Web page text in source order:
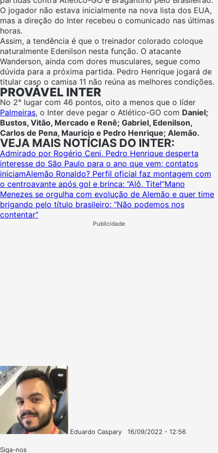
O jogador não estava inicialmente na nova lista dos EUA,
mas a direção do Inter recebeu o comunicado nas últimas
horas.
Assim, a tendência é que o treinador colorado coloque
naturalmente Edenilson nesta função. O atacante
Wanderson, ainda com dores musculares, segue como
dúvida para a próxima partida. Pedro Henrique jogará de
titular caso o camisa 11 não reúna as melhores condições.
PROVÁVEL INTER
No 2° lugar com 46 pontos, oito a menos que o líder
Palmeiras, o Inter deve pegar o Atlético-GO com Daniel;
Bustos, Vitão, Mercado e Renê; Gabriel, Edenilson,
Carlos de Pena, Mauricio e Pedro Henrique; Alemão.
VEJA MAIS NOTÍCIAS DO INTER:
Admirado por Rogério Ceni, Pedro Henrique desperta
interesse do São Paulo para o ano que vem; contatos
iniciamAlemão Ronaldo? Perfil oficial faz montagem com
o centroavante após gol e brinca: “Alô, Tite!”Mano
Menezes se orgulha com evolução de Alemão e quer time
brigando pelo título brasileiro: “Não podemos nos
contentar”
Publicidade
Eduardo Caspary
16/09/2022 - 12:56
Siga-nos